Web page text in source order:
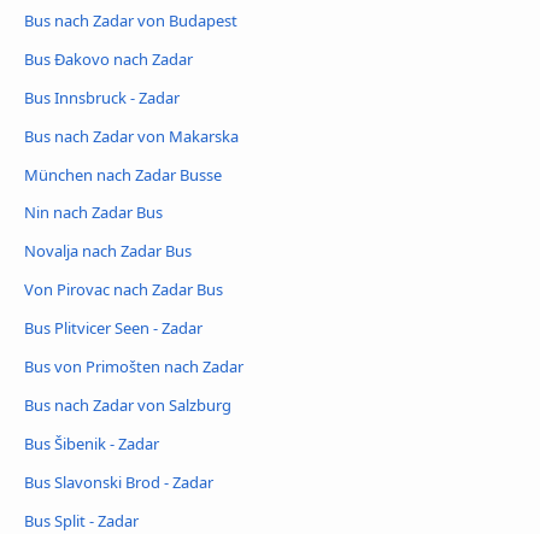
Bus nach Zadar von Budapest
Bus Đakovo nach Zadar
Bus Innsbruck - Zadar
Bus nach Zadar von Makarska
München nach Zadar Busse
Nin nach Zadar Bus
Novalja nach Zadar Bus
Von Pirovac nach Zadar Bus
Bus Plitvicer Seen - Zadar
Bus von Primošten nach Zadar
Bus nach Zadar von Salzburg
Bus Šibenik - Zadar
Bus Slavonski Brod - Zadar
Bus Split - Zadar